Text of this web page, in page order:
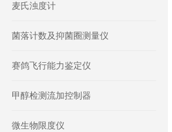
麦氏浊度计
菌落计数及抑菌圈测量仪
赛鸽飞行能力鉴定仪
甲醇检测流加控制器
微生物限度仪